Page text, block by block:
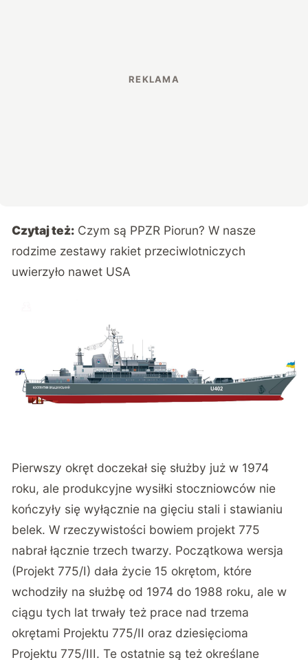
Czytaj też: Czym są PPZR Piorun? W nasze
rodzime zestawy rakiet przeciwlotniczych
uwierzyło nawet USA
Pierwszy okręt doczekał się służby już w 1974
roku, ale produkcyjne wysiłki stoczniowców nie
kończyły się wyłącznie na gięciu stali i stawianiu
belek. W rzeczywistości bowiem projekt 775
nabrał łącznie trzech twarzy. Początkowa wersja
(Projekt 775/I) dała życie 15 okrętom, które
wchodziły na służbę od 1974 do 1988 roku, ale w
ciągu tych lat trwały też prace nad trzema
okrętami Projektu 775/II oraz dziesięcioma
Projektu 775/III. Te ostatnie są też określane